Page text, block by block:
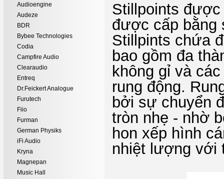
Audioengine
Audeze
BDR
Bybee Technologies
Codia
Campfire Audio
Clearaudio
Entreq
Dr.Feickert Analogue
Furutech
Fiio
Furman
German Physiks
iFi Audio
Kryna
Magnepan
Music Hall
Stillpoints
được cấp bằng
Stillpints chứa
bao gồm đa
không gỉ và
rung động.
bởi sự chuyển
tròn nhẹ - nhờ
hon xếp hình
nhiệt lượng với